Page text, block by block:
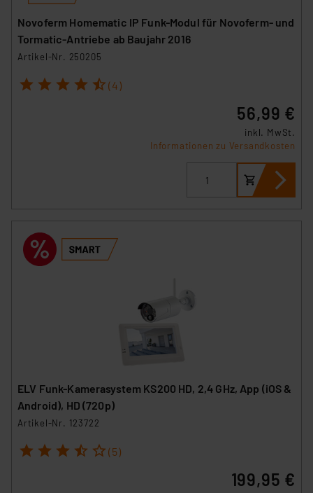
Novoferm Homematic IP Funk-Modul für Novoferm- und
Tormatic-Antriebe ab Baujahr 2016
Artikel-Nr. 250205
1 2 3 4 5 (4)
56,99 €
inkl. MwSt.
Informationen zu Versandkosten
ELV Funk-Kamerasystem KS200 HD, 2,4 GHz, App (iOS &
Android), HD (720p)
Artikel-Nr. 123722
1 2 3 4 5 (5)
199,95 €